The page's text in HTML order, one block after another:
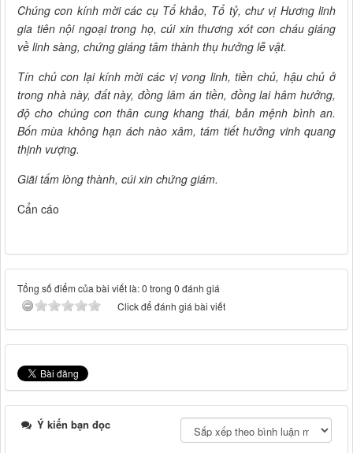
Chúng con kính mời các cụ Tổ khảo, Tổ tỷ, chư vị Hương linh
gia tiên nội ngoại trong họ, cúi xin thương xót con cháu giáng
về linh sàng, chứng giáng tâm thành thụ hưởng lễ vật.
Tín chủ con lại kính mời các vị vong linh, tiền chủ, hậu chủ ở
trong nhà này, đất này, đồng lâm án tiền, đồng lai hâm hưởng,
độ cho chúng con thân cung khang thái, bản mệnh bình an.
Bốn mùa không hạn ách nào xâm, tám tiết hưởng vinh quang
thịnh vượng.
Giãi tấm lòng thành, cúi xin chứng giám.
Cẩn cáo
Tổng số điểm của bài viết là: 0 trong 0 đánh giá
Click để đánh giá bài viết
Ý kiến bạn đọc